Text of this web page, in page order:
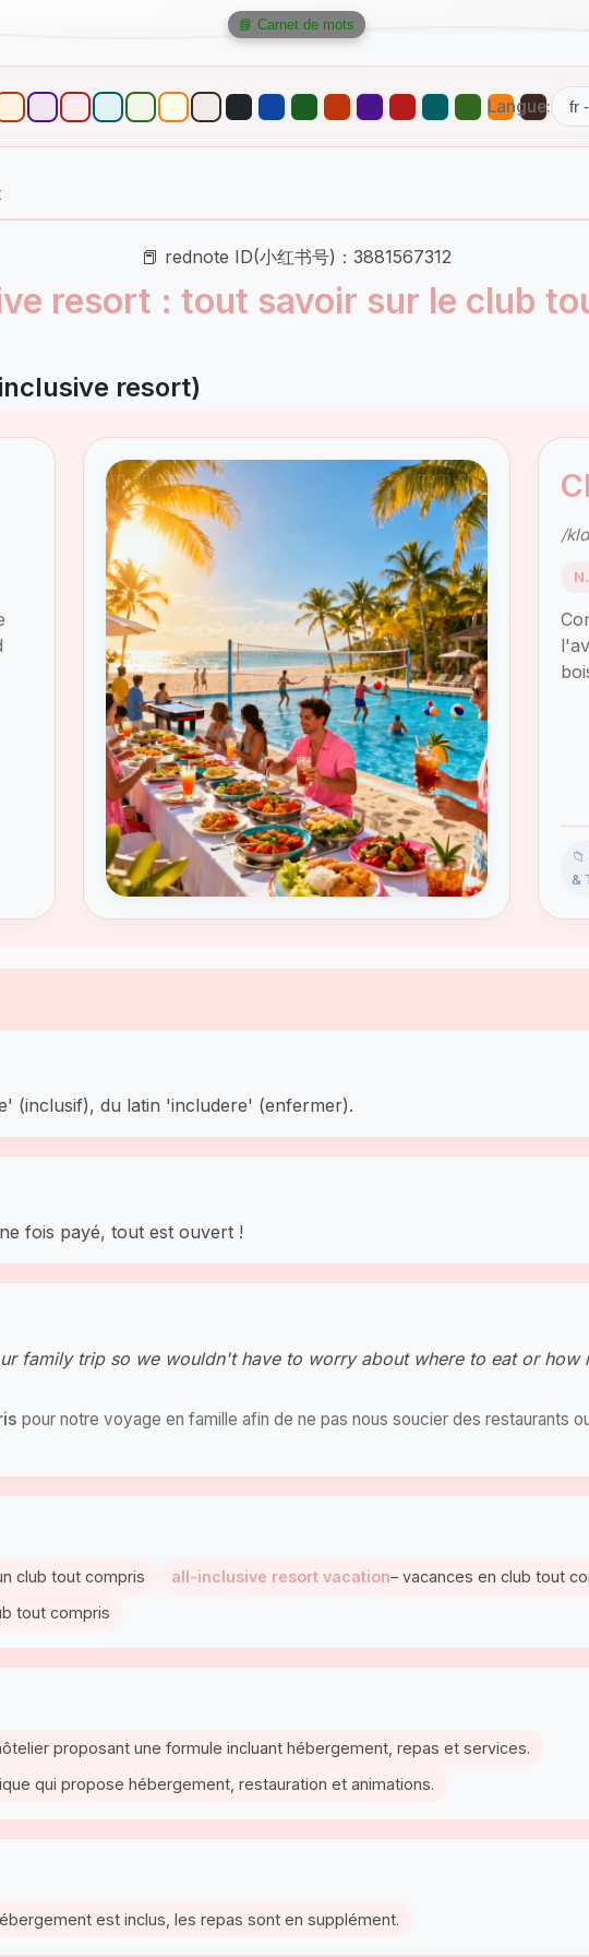
Langue:
📕 rednote ID(小红书号)：3881567312
resort : tout savoir sur le club
resort)
/
N.
&
(inclusif), du latin 'includere' (enfermer).
fois payé, tout est ouvert !
family trip so we wouldn't have to worry about where to eat or how
pour notre voyage en famille afin de ne pas nous soucier des restaurants
club tout compris all-inclusive resort vacation– vacances en club tout
tout compris
proposant une formule incluant hébergement, repas et services.
qui propose hébergement, restauration et animations.
est inclus, les repas sont en supplément.
📘 Carnet de mots